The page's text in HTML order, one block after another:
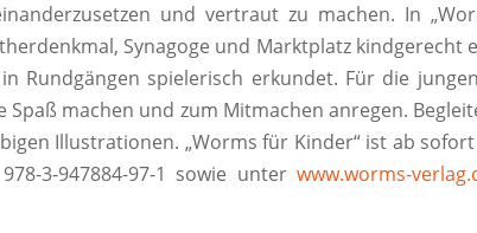
und vertraut zu machen. In
Synagoge und Marktplatz kindgerecht
Rundgängen spielerisch erkundet. Für die
Spaß machen und zum Mitmachen anregen.
Illustrationen. „Worms für Kinder“ ist ab
3-947884-97-1 sowie unterwww.worms-